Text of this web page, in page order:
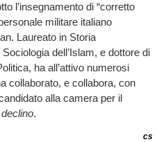
l’insegnamento di “corretto
militare italiano
Laureato in Storia
dell’Islam, e dottore di
ha all’attivo numerosi
collaborato, e collabora, con
alla camera per il
.
cs